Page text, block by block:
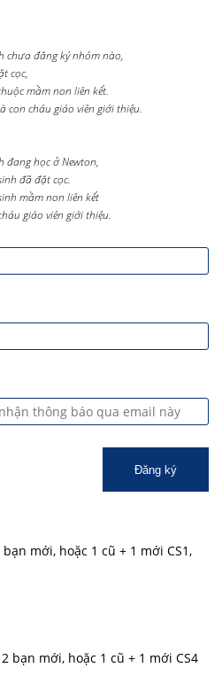
chưa đăng ký nhóm nào,
cọc,
mầm non liên kết.
con cháu giáo viên giới thiệu.
đang học ở Newton,
đã đặt cọc.
mầm non liên kết
giáo viên giới thiệu.
Đăng ký
mới, hoặc 1 cũ + 1 mới CS1,
bạn mới, hoặc 1 cũ + 1 mới CS4